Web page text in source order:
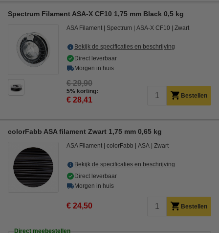
Spectrum Filament ASA-X CF10 1,75 mm Black 0,5 kg
ASA Filament Spectrum ASA-X CF10 Zwart
Bekijk de specificaties en beschrijving
Direct leverbaar
Morgen in huis
€ 29,90
5% korting:
€ 28,41 Bestellen
colorFabb ASA filament Zwart 1,75 mm 0,65 kg
ASA Filament colorFabb ASA Zwart
Bekijk de specificaties en beschrijving
Direct leverbaar
Morgen in huis
€ 24,50 Bestellen
Direct meebestellen